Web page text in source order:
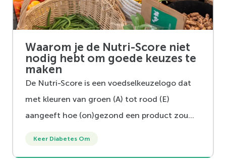
Waarom je de Nutri-Score niet
nodig hebt om goede keuzes te
maken
De Nutri-Score is een voedselkeuzelogo dat
met kleuren van groen (A) tot rood (E)
aangeeft hoe (on)gezond een product zou
Keer Diabetes Om